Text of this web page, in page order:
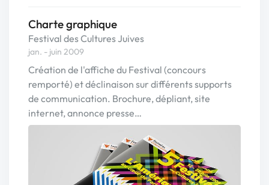
Charte graphique
Festival des Cultures Juives
jan. - juin 2009
Création de l'affiche du Festival (concours
remporté) et déclinaison sur différents supports
de communication. Brochure, dépliant, site
internet, annonce presse…